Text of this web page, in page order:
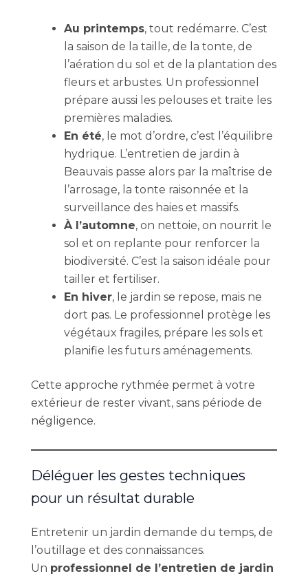
Au printemps, tout redémarre. C’est
la saison de la taille, de la tonte, de
l’aération du sol et de la plantation des
fleurs et arbustes. Un professionnel
prépare aussi les pelouses et traite les
premières maladies.
En été, le mot d’ordre, c’est l’équilibre
hydrique. L’entretien de jardin à
Beauvais passe alors par la maîtrise de
l’arrosage, la tonte raisonnée et la
surveillance des haies et massifs.
À l’automne, on nettoie, on nourrit le
sol et on replante pour renforcer la
biodiversité. C’est la saison idéale pour
tailler et fertiliser.
En hiver, le jardin se repose, mais ne
dort pas. Le professionnel protège les
végétaux fragiles, prépare les sols et
planifie les futurs aménagements.
Cette approche rythmée permet à votre
extérieur de rester vivant, sans période de
négligence.
Déléguer les gestes techniques
pour un résultat durable
Entretenir un jardin demande du temps, de
l’outillage et des connaissances.
Un professionnel de l’entretien de jardin